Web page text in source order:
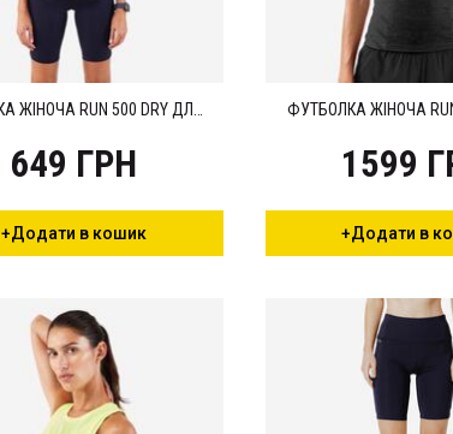
649 ГРН
+Додати в кошик
ФУТБОЛКА ЖІНОЧА
1599
+Додати в